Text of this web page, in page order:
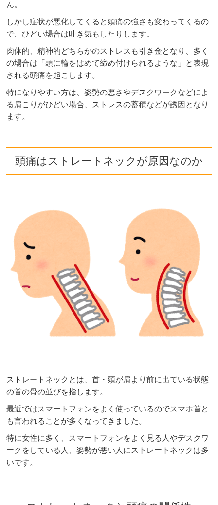
ん。
しかし症状が悪化してくると頭痛の強さも変わってくるの
で、ひどい場合は吐き気もしたりします。
肉体的、精神的どちらかのストレスも引き金となり、多く
の場合は「頭に輪をはめて締め付けられるような」と表現
される頭痛を起こします。
特になりやすい方は、姿勢の悪さやデスクワークなどによ
る肩こりがひどい場合、ストレスの蓄積などが誘因となり
ます。
頭痛はストレートネックが原因なのか
ストレートネックとは、首・頭が肩より前に出ている状態
の首の骨の並びを指します。
最近ではスマートフォンをよく使っているのでスマホ首と
も言われることが多くなってきました。
特に女性に多く、スマートフォンをよく見る人やデスクワ
ークをしている人、姿勢が悪い人にストレートネックは多
いです。